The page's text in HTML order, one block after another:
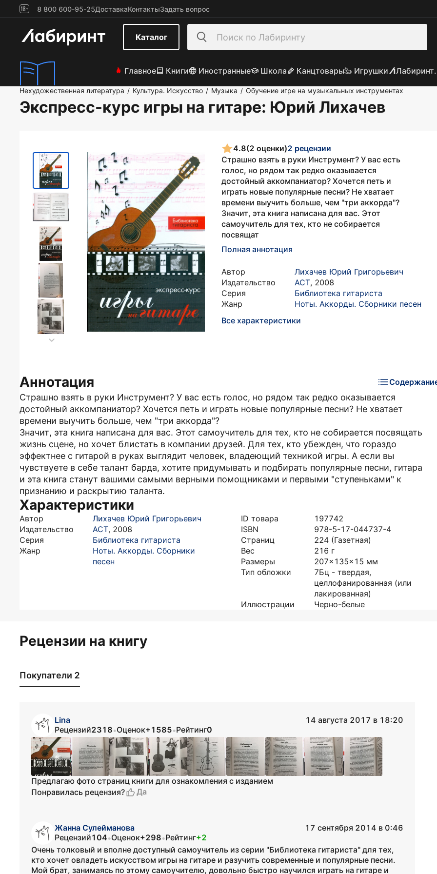
8 800 600-95-25ДоставкаКонтактыЗадать вопрос
Каталог
Главное Книги Иностранные Школа Канцтовары Игрушки
Нехудожественная литература / Культура. Искусство / Музыка / Обучение игре на музыкальных инструментах
Экспресс-курс игры на гитаре: Юрий Лихачев
4.8(2 оценки)2 рецензии
Страшно взять в руки Инструмент? У вас есть
голос, но рядом так редко оказывается
достойный аккомпаниатор? Хочется петь и
играть новые популярные песни? Не хватает
времени выучить больше, чем "три аккорда"?
Значит, эта книга написана для вас. Этот
самоучитель для тех, кто не собирается
посвящат
Полная аннотация
Автор
Лихачев Юрий Григорьевич
Издательство
АСТ, 2008
Серия
Библиотека гитариста
Жанр
Ноты. Аккорды. Сборники песен
Все характеристики
Аннотация
Страшно взять в руки Инструмент? У вас есть голос, но рядом так редко оказывается
достойный аккомпаниатор? Хочется петь и играть новые популярные песни? Не хватает
времени выучить больше, чем "три аккорда"?
Значит, эта книга написана для вас. Этот самоучитель для тех, кто не собирается посвящать
жизнь сцене, но хочет блистать в компании друзей. Для тех, кто убежден, что гораздо
эффектнее с гитарой в руках выглядит человек, владеющий техникой игры. А если вы
чувствуете в себе талант барда, хотите придумывать и подбирать популярные песни, гитара
и эта книга станут вашими самыми верными помощниками и первыми "ступеньками" к
признанию и раскрытию таланта.
Характеристики
Автор
Лихачев Юрий Григорьевич
Издательство
АСТ, 2008
Серия
Библиотека гитариста
Жанр
Ноты. Аккорды. Сборники
песен
ID товара
197742
ISBN
978-5-17-044737-4
Страниц
224 (Газетная)
Вес
216 г
Размеры
207x135x15 мм
Тип обложки
7Бц - твердая,
целлофанированная (или
лакированная)
Иллюстрации
Черно-белые
Рецензии на книгу
Покупатели 2
Lina
14 августа 2017 в 18:20
Рецензий2318•Оценок+1585•Рейтинг0
Предлагаю фото страниц книги для ознакомления с изданием
Понравилась рецензия?
Да
Жанна Сулейманова
17 сентября 2014 в 0:46
Рецензий104•Оценок+298•Рейтинг+2
Очень толковый и вполне доступный самоучитель из серии "Библиотека гитариста" для тех,
кто хочет овладеть искусством игры на гитаре и разучить современные и популярные песни.
Мой брат, занимаясь по этому самоучителю, довольно быстро научился играть на гитаре и